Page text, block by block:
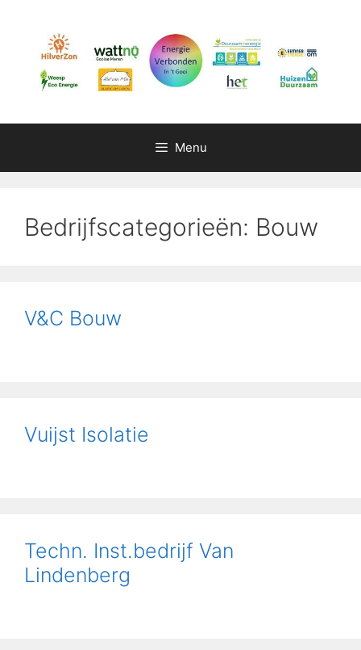
inhoud
Menu
Bedrijfscategorieën: Bouw
V&C Bouw
Vuijst Isolatie
Techn. Inst.bedrijf Van
Lindenberg